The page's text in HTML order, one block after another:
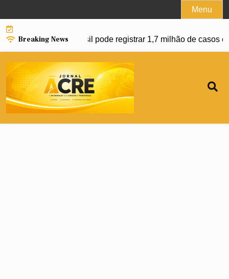
to
content
Menu
Breaking News
da dengue e Brasil pode registrar 1,7 milhão de casos em